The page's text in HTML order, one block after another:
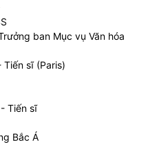
ban Mục vụ Văn hóa
Tiến sĩ (Paris)
Tiến sĩ
Bắc Á